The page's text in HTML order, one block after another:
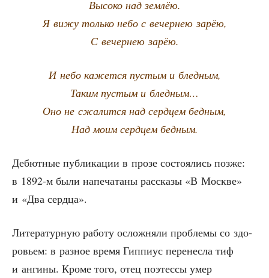
Высо­ко над землёю.
Я вижу толь­ко небо с вечер­нею зарёю,
С вечер­нею зарёю.
И небо кажет­ся пустым и бледным,
Таким пустым и бледным…
Оно не сжа­лит­ся над серд­цем бедным,
Над моим серд­цем бедным.
Дебют­ные пуб­ли­ка­ции в про­зе состо­я­лись поз­же:
в 1892‑м были напе­ча­та­ны рас­ска­зы «В Москве»
и «Два сердца».
Лите­ра­тур­ную рабо­ту ослож­ня­ли про­бле­мы со здо­
ро­вьем: в раз­ное вре­мя Гип­пи­ус пере­нес­ла тиф
и анги­ны. Кро­ме того, отец поэтес­сы умер